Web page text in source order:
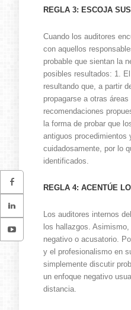
REGLA 3: ESCOJA
Cuando los auditores
con aquellos
probable que sientan la
posibles resultados: 1.
resultando que, a partir
propagarse a otras
recomendaciones
la forma de probar que
antiguos procedimientos
cuidadosamente, por lo
identificados.
REGLA 4: ACENTÚE
Los auditores internos
los hallazgos.
negativo o acusatorio.
y el profesionalismo en
simplemente discutir
un enfoque negativo
distancia.